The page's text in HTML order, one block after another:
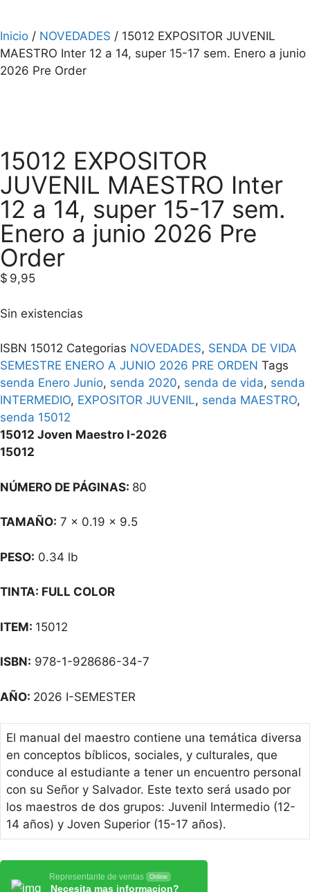
Inicio / NOVEDADES / 15012 EXPOSITOR JUVENIL
MAESTRO Inter 12 a 14, super 15-17 sem. Enero a junio
2026 Pre Order
15012 EXPOSITOR
JUVENIL MAESTRO Inter
12 a 14, super 15-17 sem.
Enero a junio 2026 Pre
Order
$ 9,95
Sin existencias
ISBN 15012 Categorias NOVEDADES, SENDA DE VIDA
SEMESTRE ENERO A JUNIO 2026 PRE ORDEN Tags
senda Enero Junio, senda 2020, senda de vida, senda
INTERMEDIO, EXPOSITOR JUVENIL, senda MAESTRO,
senda 15012
15012 Joven Maestro I-2026
15012
NÚMERO DE PÁGINAS: 80
TAMAÑO: 7 x 0.19 x 9.5
PESO: 0.34 lb
TINTA: FULL COLOR
ITEM: 15012
ISBN: 978-1-928686-34-7
AÑO: 2026 I-SEMESTER
El manual del maestro contiene una temática diversa
en conceptos bíblicos, sociales, y culturales, que
conduce al estudiante a tener un encuentro personal
con su Señor y Salvador. Este texto será usado por
los maestros de dos grupos: Juvenil Intermedio (12-
14 años) y Joven Superior (15-17 años).
Representante de ventas Online
Necesita mas informacion?